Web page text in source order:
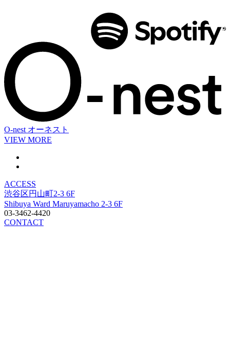
O-nest オーネスト
VIEW MORE
ACCESS
渋谷区円山町2-3 6F
Shibuya Ward Maruyamacho 2-3 6F
03-3462-4420
CONTACT